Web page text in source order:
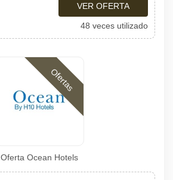
VER OFERTA
48 veces utilizado
Ofertas
Oferta Ocean Hotels